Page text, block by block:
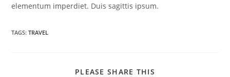
elementum imperdiet. Duis sagittis ipsum.
TAGS:TRAVEL
PLEASE SHARE THIS